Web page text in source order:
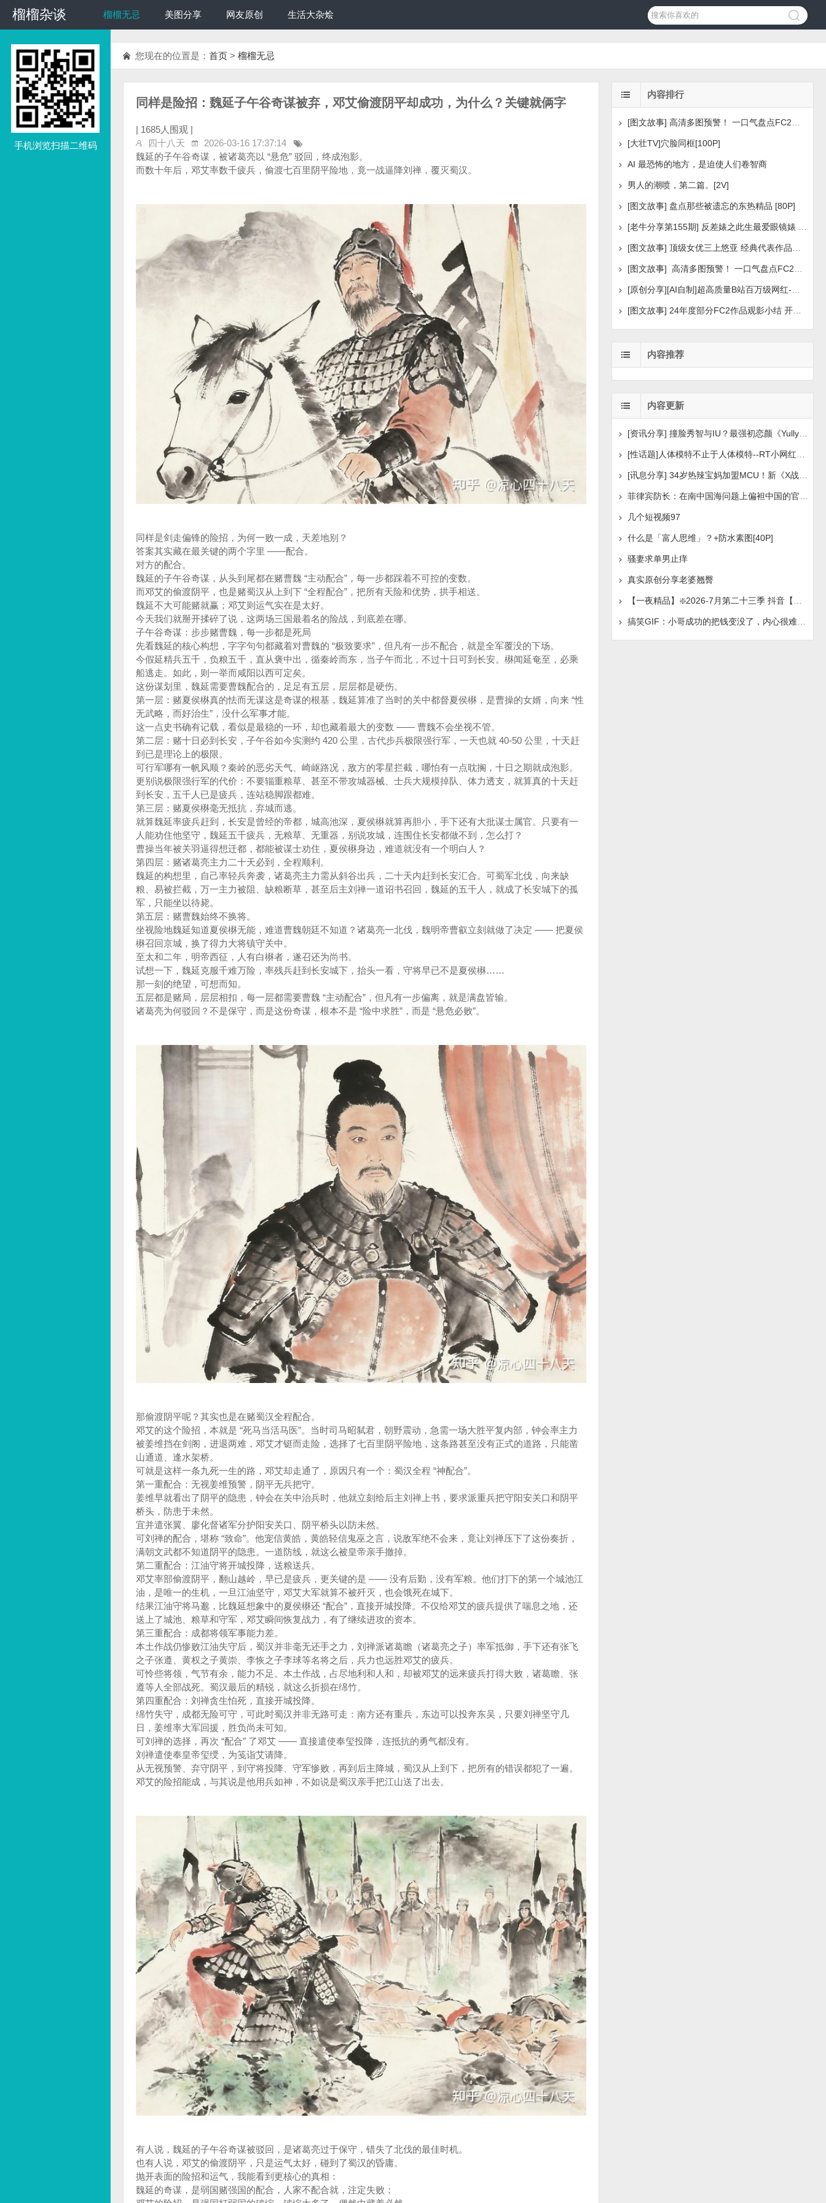
榴榴杂谈
榴榴杂谈 榴榴无忌 美图分享 网友原创 生活大杂烩
手机浏览扫描二维码
您现在的位置是： 首页 > 榴榴无忌
同样是险招：魏延子午谷奇谋被弃，邓艾偷渡阴平却成功，为什么？关键就俩字
| 1685人围观 |
四十八天
2026-03-16 17:37:14
魏延的子午谷奇谋，被诸葛亮以 “悬危” 驳回，终成泡影。
而数十年后，邓艾率数千疲兵，偷渡七百里阴平险地，竟一战逼降刘禅，覆灭蜀汉。
同样是剑走偏锋的险招，为何一败一成，天差地别？
答案其实藏在最关键的两个字里 ——配合。
对方的配合。
魏延的子午谷奇谋，从头到尾都在赌曹魏 “主动配合”，每一步都踩着不可控的变数。
而邓艾的偷渡阴平，也是赌蜀汉从上到下 “全程配合”，把所有天险和优势，拱手相送。
魏延不大可能赌就赢；邓艾则运气实在是太好。
今天我们就掰开揉碎了说，这两场三国最着名的险战，到底差在哪。
子午谷奇谋：步步赌曹魏，每一步都是死局
先看魏延的核心构想，字字句句都藏着对曹魏的 “极致要求”，但凡有一步不配合，就是全军覆没的下场。
今假延精兵五千，负粮五千，直从褒中出，循秦岭而东，当子午而北，不过十日可到长安。楙闻延奄至，必乘
船逃走。如此，则一举而咸阳以西可定矣。
这份谋划里，魏延需要曹魏配合的，足足有五层，层层都是硬伤。
第一层：赌夏侯楙真的怯而无谋这是奇谋的根基，魏延算准了当时的关中都督夏侯楙，是曹操的女婿，向来 “性
无武略，而好治生”，没什么军事才能。
这一点史书确有记载，看似是最稳的一环，却也藏着最大的变数 —— 曹魏不会坐视不管。
第二层：赌十日必到长安，子午谷如今实测约 420 公里，古代步兵极限强行军，一天也就 40-50 公里，十天赶
到已是理论上的极限。
可行军哪有一帆风顺？秦岭的恶劣天气、崎岖路况，敌方的零星拦截，哪怕有一点耽搁，十日之期就成泡影。
更别说极限强行军的代价：不要辎重粮草、甚至不带攻城器械、士兵大规模掉队、体力透支，就算真的十天赶
到长安，五千人已是疲兵，连站稳脚跟都难。
第三层：赌夏侯楙毫无抵抗，弃城而逃。
就算魏延率疲兵赶到，长安是曾经的帝都，城高池深，夏侯楙就算再胆小，手下还有大批谋士属官。只要有一
人能劝住他坚守，魏延五千疲兵，无粮草、无重器，别说攻城，连围住长安都做不到，怎么打？
曹操当年被关羽逼得想迁都，都能被谋士劝住，夏侯楙身边，难道就没有一个明白人？
第四层：赌诸葛亮主力二十天必到，全程顺利。
魏延的构想里，自己率轻兵奔袭，诸葛亮主力需从斜谷出兵，二十天内赶到长安汇合。可蜀军北伐，向来缺
粮、易被拦截，万一主力被阻、缺粮断草，甚至后主刘禅一道诏书召回，魏延的五千人，就成了长安城下的孤
军，只能坐以待毙。
第五层：赌曹魏始终不换将。
坐视险地魏延知道夏侯楙无能，难道曹魏朝廷不知道？诸葛亮一北伐，魏明帝曹叡立刻就做了决定 —— 把夏侯
楙召回京城，换了得力大将镇守关中。
至太和二年，明帝西征，人有白楙者，遂召还为尚书。
试想一下，魏延克服千难万险，率残兵赶到长安城下，抬头一看，守将早已不是夏侯楙……
那一刻的绝望，可想而知。
五层都是赌局，层层相扣，每一层都需要曹魏 “主动配合”，但凡有一步偏离，就是满盘皆输。
诸葛亮为何驳回？不是保守，而是这份奇谋，根本不是 “险中求胜”，而是 “悬危必败”。
那偷渡阴平呢？其实也是在赌蜀汉全程配合。
邓艾的这个险招，本就是 “死马当活马医”。当时司马昭弑君，朝野震动，急需一场大胜平复内部，钟会率主力
被姜维挡在剑阁，进退两难，邓艾才铤而走险，选择了七百里阴平险地，这条路甚至没有正式的道路，只能凿
山通道、逢水架桥。
可就是这样一条九死一生的路，邓艾却走通了，原因只有一个：蜀汉全程 “神配合”。
第一重配合：无视姜维预警，阴平无兵把守。
姜维早就看出了阴平的隐患，钟会在关中治兵时，他就立刻给后主刘禅上书，要求派重兵把守阳安关口和阴平
桥头，防患于未然。
宜并遣张翼、廖化督诸军分护阳安关口、阴平桥头以防未然。
可刘禅的配合，堪称 “致命”。他宠信黄皓，黄皓轻信鬼巫之言，说敌军绝不会来，竟让刘禅压下了这份奏折，
满朝文武都不知道阴平的隐患。一道防线，就这么被皇帝亲手撤掉。
第二重配合：江油守将开城投降，送粮送兵。
邓艾率部偷渡阴平，翻山越岭，早已是疲兵，更关键的是 —— 没有后勤，没有军粮。他们打下的第一个城池江
油，是唯一的生机，一旦江油坚守，邓艾大军就算不被歼灭，也会饿死在城下。
结果江油守将马邈，比魏延想象中的夏侯楙还 “配合”，直接开城投降。不仅给邓艾的疲兵提供了喘息之地，还
送上了城池、粮草和守军，邓艾瞬间恢复战力，有了继续进攻的资本。
第三重配合：成都将领军事能力差。
本土作战仍惨败江油失守后，蜀汉并非毫无还手之力，刘禅派诸葛瞻（诸葛亮之子）率军抵御，手下还有张飞
之子张遵、黄权之子黄崇、李恢之子李球等名将之后，兵力也远胜邓艾的疲兵。
可怜些将领，气节有余，能力不足。本土作战，占尽地利和人和，却被邓艾的远来疲兵打得大败，诸葛瞻、张
遵等人全部战死。蜀汉最后的精锐，就这么折损在绵竹。
第四重配合：刘禅贪生怕死，直接开城投降。
绵竹失守，成都无险可守，可此时蜀汉并非无路可走：南方还有重兵，东边可以投奔东吴，只要刘禅坚守几
日，姜维率大军回援，胜负尚未可知。
可刘禅的选择，再次 “配合” 了邓艾 —— 直接遣使奉玺投降，连抵抗的勇气都没有。
刘禅遣使奉皇帝玺绶，为笺诣艾请降。
从无视预警、弃守阴平，到守将投降、守军惨败，再到后主降城，蜀汉从上到下，把所有的错误都犯了一遍。
邓艾的险招能成，与其说是他用兵如神，不如说是蜀汉亲手把江山送了出去。
有人说，魏延的子午谷奇谋被驳回，是诸葛亮过于保守，错失了北伐的最佳时机。
也有人说，邓艾的偷渡阴平，只是运气太好，碰到了蜀汉的昏庸。
抛开表面的险招和运气，我能看到更核心的真相：
魏延的奇谋，是弱国赌强国的配合，人家不配合就，注定失败；
内容排行
[大壮TV]穴脸同框[100P]
AI 最恐怖的地方，是迫使人们卷智商
男人的潮喷，第二篇。[2V]
[图文故事] 盘点那些被遗忘的东热精品 [80P]
[图文故事] 24年度部分FC2作品观影小结 开年王炸后续
内容推荐
内容更新
[资讯分享] 撞脸秀智与IU？最强初恋颜《Yully》笑起来像
[讯息分享] 34岁热辣宝妈加盟MCU！新《X战警》白皇后选
几个短视频97
什么是「富人思维」？+防水素图[40P]
骚妻求单男止痒
真实原创分享老婆翘臀
搞笑GIF：小哥成功的把钱变没了，内心很难接受这个现实